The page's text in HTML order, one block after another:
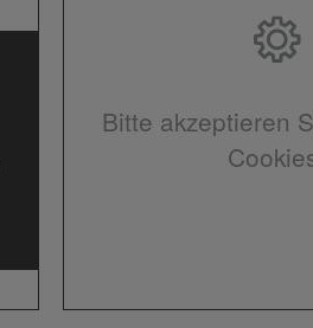
Bitte akzeptieren